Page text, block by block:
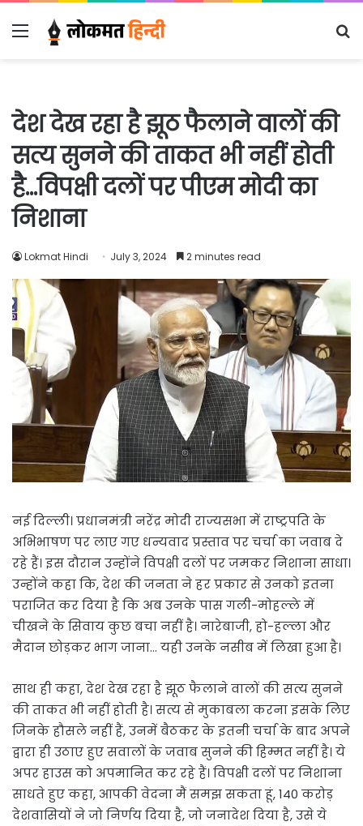
Menu
देश देख रहा है झूठ फैलाने वालों की
सत्य सुनने की ताकत भी नहीं होती
है…विपक्षी दलों पर पीएम मोदी का
निशाना
Lokmat Hindi July 3, 2024 2 minutes read
नई दिल्ली। प्रधानमंत्री नरेंद्र मोदी राज्यसभा में राष्ट्रपति के
अभिभाषण पर लाए गए धन्यवाद प्रस्ताव पर चर्चा का जवाब दे
रहे हैं। इस दौरान उन्होंने विपक्षी दलों पर जमकर निशाना साधा।
उन्होंने कहा कि, देश की जनता ने हर प्रकार से उनको इतना
पराजित कर दिया है कि अब उनके पास गली-मोहल्ले में
चीखने के सिवाय कुछ बचा नहीं है। नारेबाजी, हो-हल्ला और
मैदान छोड़कर भाग जाना… यही उनके नसीब में लिखा हुआ है।
साथ ही कहा, देश देख रहा है झूठ फैलाने वालों की सत्य सुनने
की ताकत भी नहीं होती है। सत्य से मुकाबला करना इसके लिए
जिनके हौसले नहीं हैं, उनमें बैठकर के इतनी चर्चा के बाद अपने
द्वारा ही उठाए हुए सवालों के जवाब सुनने की हिम्मत नहीं है। ये
अपर हाउस को अपमानित कर रहे हैं। विपक्षी दलों पर निशाना
साधते हुए कहा, आपकी वेदना मैं समझ सकता हूं, 140 करोड़
देशवासियों ने जो निर्णय दिया है, जो जनादेश दिया है, उसे ये